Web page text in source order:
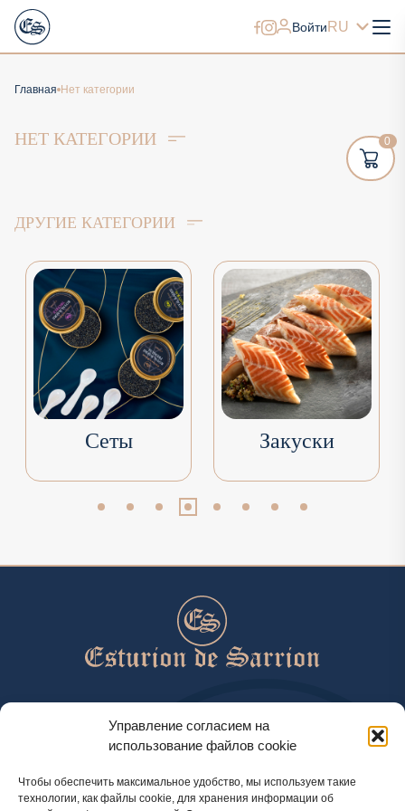
Управление согласием на
использование файлов cookie
Чтобы обеспечить максимальное удобство, мы используем такие
технологии, как файлы cookie, для хранения информации об
Войти RU
Главная Нет категории
НЕТ КАТЕГОРИИ
ДРУГИЕ КАТЕГОРИИ
Сеты Закуски
с 9 до 18 (GMT+2) по будням
0